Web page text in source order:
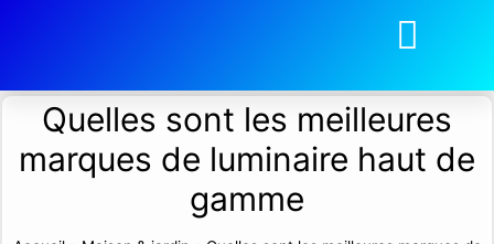
Quelles sont les meilleures
marques de luminaire haut de
gamme